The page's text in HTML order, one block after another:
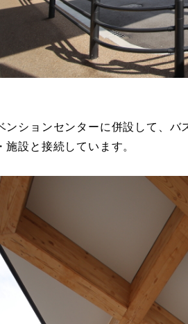
ンションセンターに併設して、
施設と接続しています。